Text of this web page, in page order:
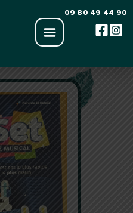
09 80 49 44 90